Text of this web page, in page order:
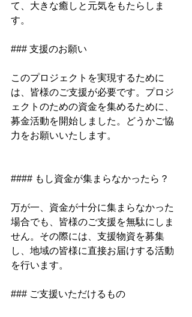
て、大きな癒しと元気をもたらしま
す。
### 支援のお願い
このプロジェクトを実現するために
は、皆様のご支援が必要です。プロジ
ェクトのための資金を集めるために、
募金活動を開始しました。どうかご協
力をお願いいたします。
#### もし資金が集まらなかったら？
万が一、資金が十分に集まらなかった
場合でも、皆様のご支援を無駄にしま
せん。その際には、支援物資を募集
し、地域の皆様に直接お届けする活動
を行います。
### ご支援いただけるもの